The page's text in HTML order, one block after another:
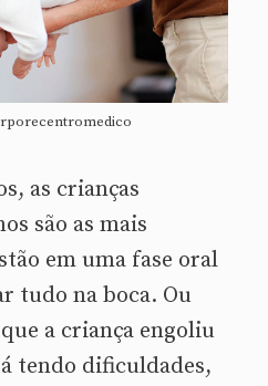
as crianças
são as mais
em uma fase oral
tudo na boca. Ou
a criança engoliu
tendo dificuldades,